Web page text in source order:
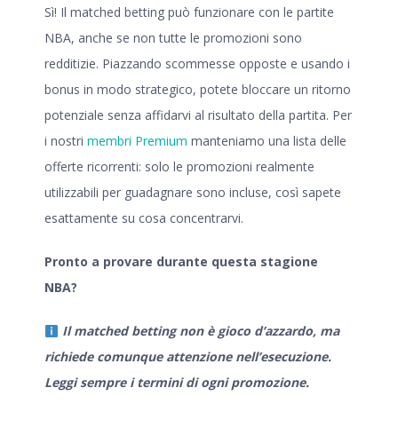
Sì! Il matched betting può funzionare con le partite
NBA, anche se non tutte le promozioni sono
redditizie. Piazzando scommesse opposte e usando i
bonus in modo strategico, potete bloccare un ritorno
potenziale senza affidarvi al risultato della partita. Per
i nostri membri Premium manteniamo una lista delle
offerte ricorrenti: solo le promozioni realmente
utilizzabili per guadagnare sono incluse, così sapete
esattamente su cosa concentrarvi.
Pronto a provare durante questa stagione
NBA?
Il matched betting non è gioco d’azzardo, ma
richiede comunque attenzione nell’esecuzione.
Leggi sempre i termini di ogni promozione.